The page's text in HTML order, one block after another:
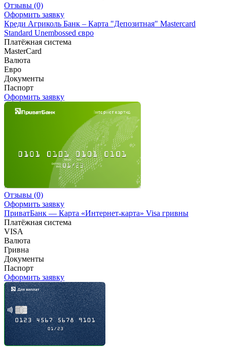
Отзывы (0)
Оформить заявку
Креди Агриколь Банк – Карта "Депозитная" Mastercard
Standard Unembossed євро
Платёжная система
MasterCard
Валюта
Евро
Документы
Паспорт
Оформить заявку
Отзывы (0)
Оформить заявку
ПриватБанк — Карта «Интернет-карта» Visa гривны
Платёжная система
VISA
Валюта
Гривна
Документы
Паспорт
Оформить заявку